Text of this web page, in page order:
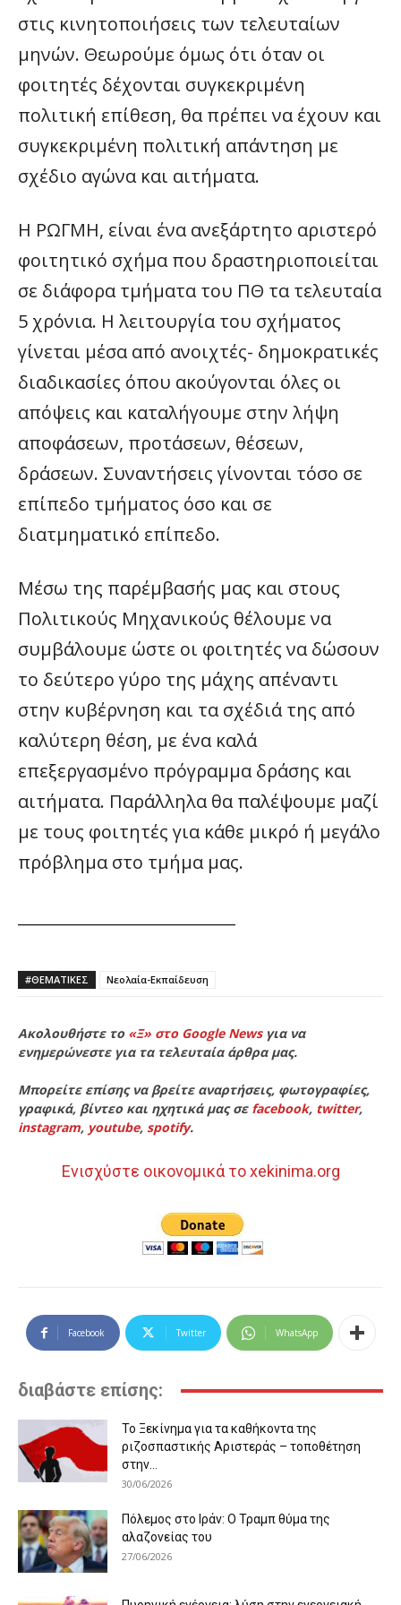
στις κινητοποιήσεις των τελευταίων
μηνών. Θεωρούμε όμως ότι όταν οι
φοιτητές δέχονται συγκεκριμένη
πολιτική επίθεση, θα πρέπει να έχουν και
συγκεκριμένη πολιτική απάντηση με
σχέδιο αγώνα και αιτήματα.
Η ΡΩΓΜΗ, είναι ένα ανεξάρτητο αριστερό
φοιτητικό σχήμα που δραστηριοποιείται
σε διάφορα τμήματα του ΠΘ τα τελευταία
5 χρόνια. Η λειτουργία του σχήματος
γίνεται μέσα από ανοιχτές- δημοκρατικές
διαδικασίες όπου ακούγονται όλες οι
απόψεις και καταλήγουμε στην λήψη
αποφάσεων, προτάσεων, θέσεων,
δράσεων. Συναντήσεις γίνονται τόσο σε
επίπεδο τμήματος όσο και σε
διατμηματικό επίπεδο.
Μέσω της παρέμβασής μας και στους
Πολιτικούς Μηχανικούς θέλουμε να
συμβάλουμε ώστε οι φοιτητές να δώσουν
το δεύτερο γύρο της μάχης απέναντι
στην κυβέρνηση και τα σχέδιά της από
καλύτερη θέση, με ένα καλά
επεξεργασμένο πρόγραμμα δράσης και
αιτήματα. Παράλληλα θα παλέψουμε μαζί
με τους φοιτητές για κάθε μικρό ή μεγάλο
πρόβλημα στο τμήμα μας.
#ΘΕΜΑΤΙΚΈΣ Νεολαία-Εκπαίδευση
Ακολουθήστε το «Ξ» στο Google Newsγια να
ενημερώνεστε για τα τελευταία άρθρα μας.
Μπορείτε επίσης να βρείτε αναρτήσεις, φωτογραφίες,
γραφικά, βίντεο και ηχητικά μας σε facebook, twitter,
instagram, youtube, spotify.
Ενισχύστε οικονομικά το xekinima.org
Facebook Twitter WhatsApp
διαβάστε επίσης:
Το Ξεκίνημα για τα καθήκοντα της
ριζοσπαστικής Αριστεράς – τοποθέτηση
στην...
30/06/2026
Πόλεμος στο Ιράν: Ο Τραμπ θύμα της
αλαζονείας του
27/06/2026